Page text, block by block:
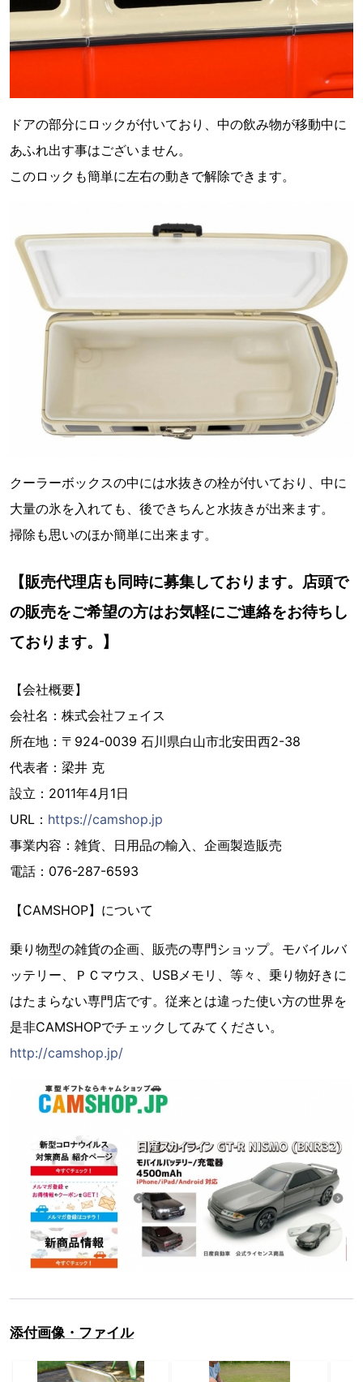
ドアの部分にロックが付いており、中の飲み物が移動中に
あふれ出す事はございません。
このロックも簡単に左右の動きで解除できます。
クーラーボックスの中には水抜きの栓が付いており、中に
大量の氷を入れても、後できちんと水抜きが出来ます。
掃除も思いのほか簡単に出来ます。
【販売代理店も同時に募集しております。店頭で
の販売をご希望の方はお気軽にご連絡をお待ちし
ております。】
【会社概要】
会社名：株式会社フェイス
所在地：〒924-0039 石川県白山市北安田西2-38
代表者：梁井 克
設立：2011年4月1日
URL： https://camshop.jp
事業内容：雑貨、日用品の輸入、企画製造販売
電話：076-287-6593
【CAMSHOP】について
乗り物型の雑貨の企画、販売の専門ショップ。モバイルバ
ッテリー、ＰＣマウス、USBメモリ、等々、乗り物好きに
はたまらない専門店です。従来とは違った使い方の世界を
是非CAMSHOPでチェックしてみてください。
http://camshop.jp/
添付画像・ファイル